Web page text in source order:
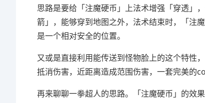
思路是要给「注魔硬币」上法术增强「穿透」
箭」，能够穿到地图之外，法术结束时，「注
是一个相对安全的位置。
又或是直接利用能传送到怪物脸上的这个特性
抵消伤害，近距离造成范围伤害，一套完美的
再来聊聊一拳超人的思路。「注魔硬币」的效